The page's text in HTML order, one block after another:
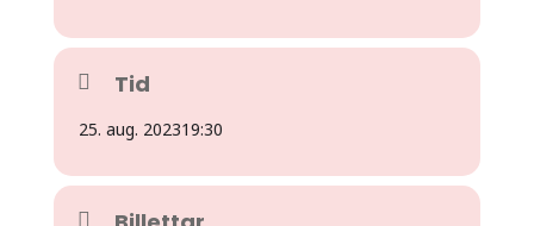
Tid
25. aug. 202319:30